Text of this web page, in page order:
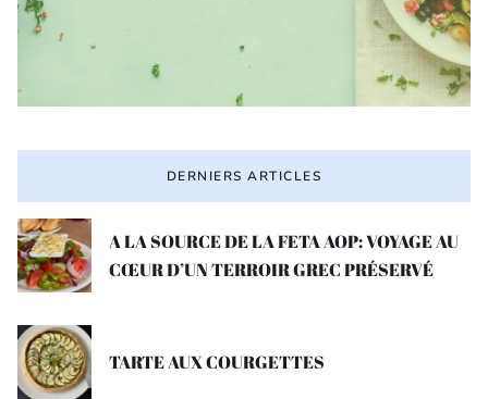
DERNIERS ARTICLES
A LA SOURCE DE LA FETA AOP: VOYAGE AU
CŒUR D’UN TERROIR GREC PRÉSERVÉ
TARTE AUX COURGETTES